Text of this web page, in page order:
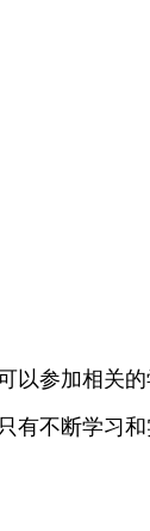
参加相关
不断学习